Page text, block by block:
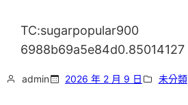
TC:sugarpopular900
6988b69a5e84d0.85014127
admin 2026 年 2 月 9 日 未分類